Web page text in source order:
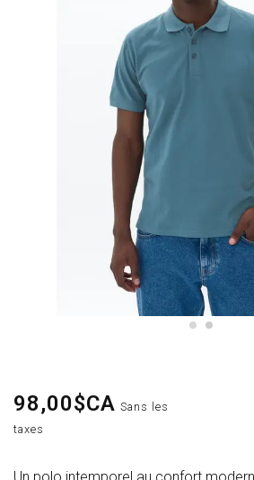
98,00$CA Sans les
taxes